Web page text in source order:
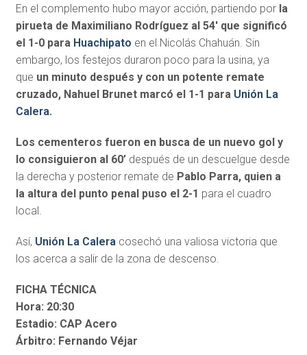
En el complemento hubo mayor acción, partiendo por la
pirueta de Maximiliano Rodríguez al 54′ que significó
el 1-0 para Huachipato en el Nicolás Chahuán. Sin
embargo, los festejos duraron poco para la usina, ya
que un minuto después y con un potente remate
cruzado, Nahuel Brunet marcó el 1-1 para Unión La
Calera.
Los cementeros fueron en busca de un nuevo gol y
lo consiguieron al 60’después de un descuelgue desde
la derecha y posterior remate de Pablo Parra, quien a
la altura del punto penal puso el 2-1 para el cuadro
local.
Así, Unión La Caleracosechó una valiosa victoria que
los acerca a salir de la zona de descenso.
FICHA TÉCNICA
Hora: 20:30
Estadio: CAP Acero
Árbitro: Fernando Véjar